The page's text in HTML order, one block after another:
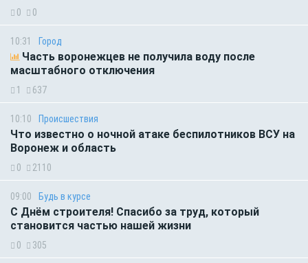
0 0
10:31 Город
Часть воронежцев не получила воду после
масштабного отключения
1 637
10:10 Происшествия
Что известно о ночной атаке беспилотников ВСУ на
Воронеж и область
0 2110
09:00 Будь в курсе
С Днём строителя! Спасибо за труд, который
становится частью нашей жизни
0 305